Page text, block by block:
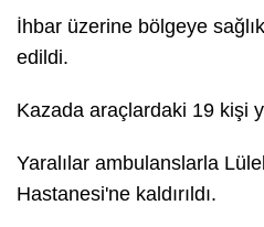
İhbar üzerine bölgeye
edildi.
Kazada araçlardaki 19 kişi
Yaralılar ambulanslarla
Hastanesi'ne kaldırıldı.